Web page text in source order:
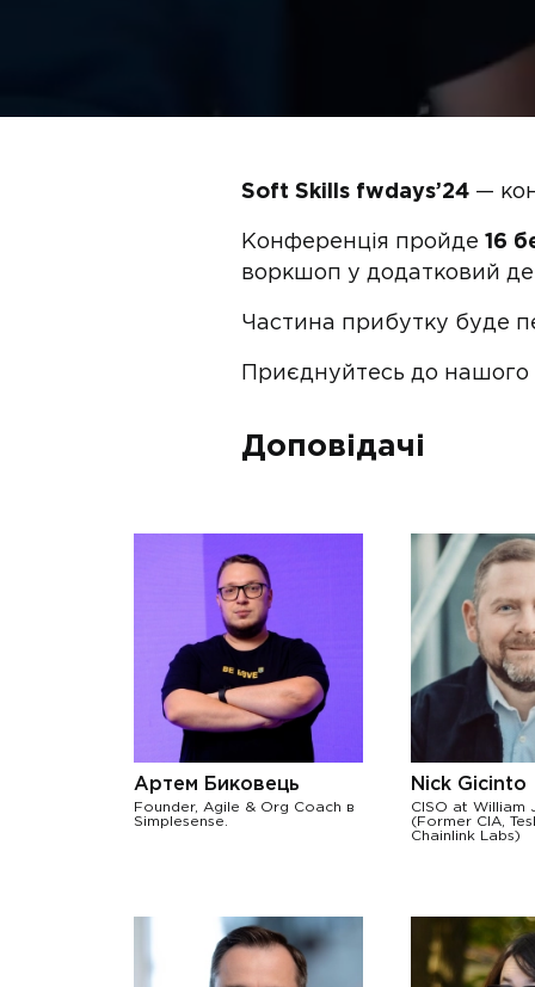
Soft Skills fwdays’24 —
Конференція пройде 16
воркшоп у додатковий
Частина прибутку буде
Приєднуйтесь до нашого
Доповідачі
Артем Биковець
Founder, Agile & Org Coach в
Simplesense.
Nick Gicinto
CISO at William
(Former CIA,
Chainlink Labs)